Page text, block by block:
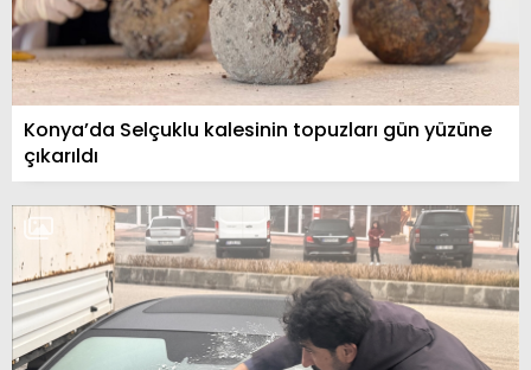
Konya’da Selçuklu kalesinin topuzları gün yüzüne
çıkarıldı